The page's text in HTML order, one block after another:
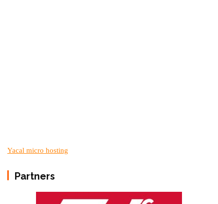
Yacal micro hosting
Partners